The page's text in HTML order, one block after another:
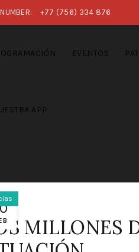
+77 (756) 334 876
EVENTOS
APP
MILLONES